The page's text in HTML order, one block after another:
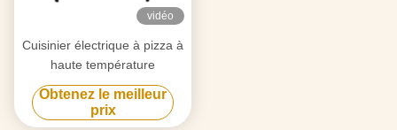
vidéo
Cuisinier électrique à pizza à
haute température
Obtenez le meilleur
prix